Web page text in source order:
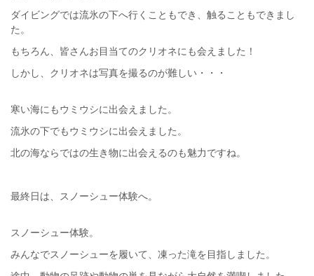
ダイビングでは流氷の下へ行くこともでき、触ることもできまし
た。
もちろん、皆さんお目当てのクリオネにも会えました！
しかし、クリオネは写真を撮るのが難しい・・・
寒い海にもウミウシに出会えました。
流氷の下でもウミウシに出会えました。
北の海ならではの生き物に出会えるのも魅力ですね。
最終日は、スノーシュー体験へ。
スノーシュー体験。
みんなでスノーシューを履いて、凍った滝を目指しました。